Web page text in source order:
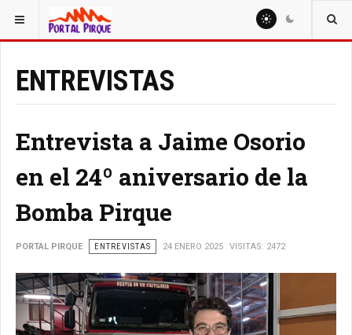
ESTÁ AQUÍ:
ENTREVISTAS
Entrevista a Jaime Osorio
en el 24º aniversario de la
Bomba Pirque
PORTAL PIRQUE ENTREVISTAS 24 ENERO 2025 VISITAS: 2472